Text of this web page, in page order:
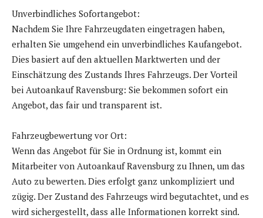
Unverbindliches Sofortangebot:
Nachdem Sie Ihre Fahrzeugdaten eingetragen haben,
erhalten Sie umgehend ein unverbindliches Kaufangebot.
Dies basiert auf den aktuellen Marktwerten und der
Einschätzung des Zustands Ihres Fahrzeugs. Der Vorteil
bei Autoankauf Ravensburg: Sie bekommen sofort ein
Angebot, das fair und transparent ist.
Fahrzeugbewertung vor Ort:
Wenn das Angebot für Sie in Ordnung ist, kommt ein
Mitarbeiter von Autoankauf Ravensburg zu Ihnen, um das
Auto zu bewerten. Dies erfolgt ganz unkompliziert und
zügig. Der Zustand des Fahrzeugs wird begutachtet, und es
wird sichergestellt, dass alle Informationen korrekt sind.